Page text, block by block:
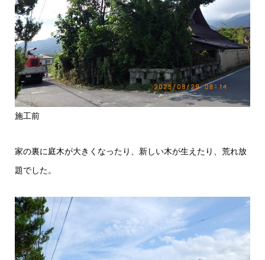
施工前
家の裏に庭木が大きくなったり、新しい木が生えたり、荒れ放
題でした。